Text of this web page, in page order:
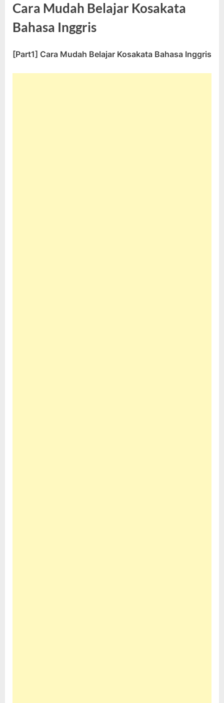
Cara Mudah Belajar Kosakata
Bahasa Inggris
[Part1] Cara Mudah Belajar Kosakata Bahasa Inggris